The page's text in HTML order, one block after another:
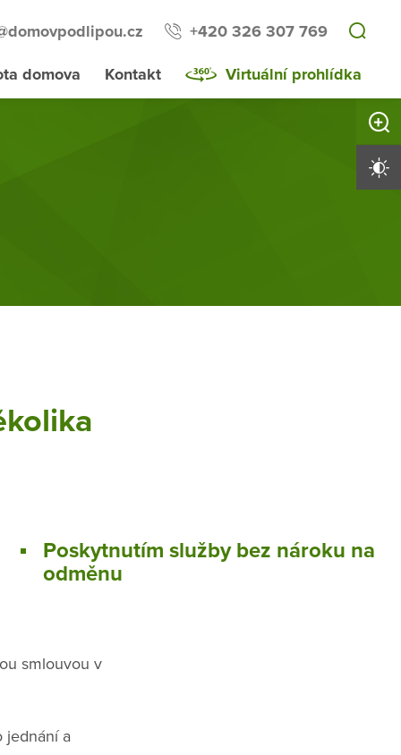
+420 326 307 769
domova Kontakt Virtuální prohlídka
Poskytnutím služby bez nároku na
odměnu
smlouvou v
jednání a